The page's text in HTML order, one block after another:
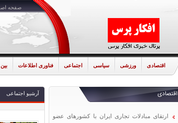
صفحه
اقتصادی ورزشی سیاسی اجتماعی فناوری اطلاعات
اقتصادی
ارتقای مبادلات تجاری ایران با کشورهای عضو
آرشیو اجتماعی